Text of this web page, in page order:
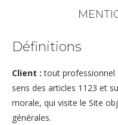
Définitions
Client : tout professionnel
sens des articles 1123 et
morale, qui visite le Site
générales.